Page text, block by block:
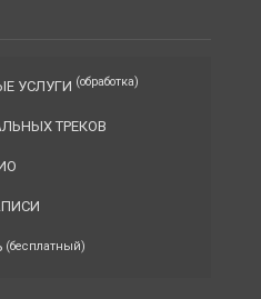
УСЛУГИ (обработка)
ТРЕКОВ
(бесплатный)